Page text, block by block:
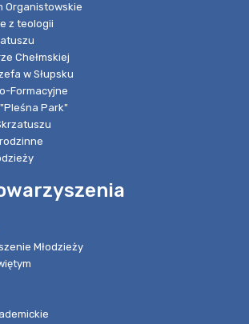
Organistowskie
z teologii
Chełmskiej
w Słupsku
Formacyjne
Park"
Młodzieży